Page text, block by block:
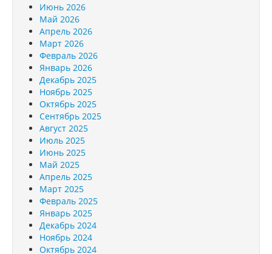
Июнь 2026
Май 2026
Апрель 2026
Март 2026
Февраль 2026
Январь 2026
Декабрь 2025
Ноябрь 2025
Октябрь 2025
Сентябрь 2025
Август 2025
Июль 2025
Июнь 2025
Май 2025
Апрель 2025
Март 2025
Февраль 2025
Январь 2025
Декабрь 2024
Ноябрь 2024
Октябрь 2024